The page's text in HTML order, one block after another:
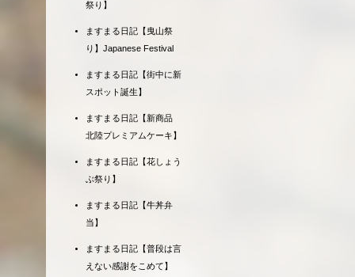
祭り】
ますまる日記【曳山祭
り】Japanese Festival
ますまる日記【街中に新
スポット誕生】
ますまる日記【新商品
北陸プレミアムケーキ】
ますまる日記【花しょう
ぶ祭り】
ますまる日記【牛丼弁
当】
ますまる日記【普段は言
えない感謝をこめて】